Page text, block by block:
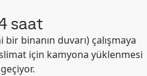
saat
binanın duvarı) çalışmaya
için kamyona yüklenmesi